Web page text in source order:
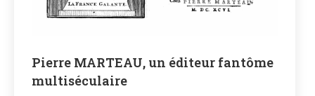
Pierre MARTEAU, un éditeur fantôme
multiséculaire